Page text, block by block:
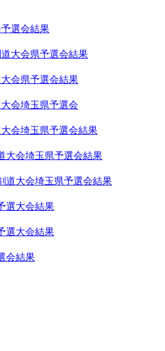
選会結果
大会県予選会結果
会県予選会結果
会埼玉県予選会
会埼玉県予選会結果
大会埼玉県予選会結果
道大会埼玉県予選会結果
選大会結果
選大会結果
会結果